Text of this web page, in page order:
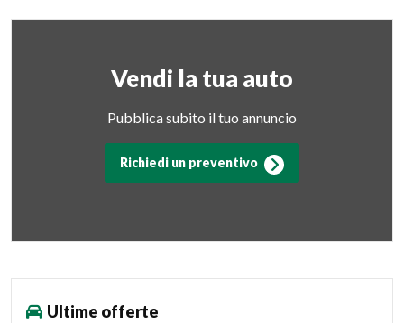
Vendi la tua auto
Pubblica subito il tuo annuncio
Richiedi un preventivo
Ultime offerte